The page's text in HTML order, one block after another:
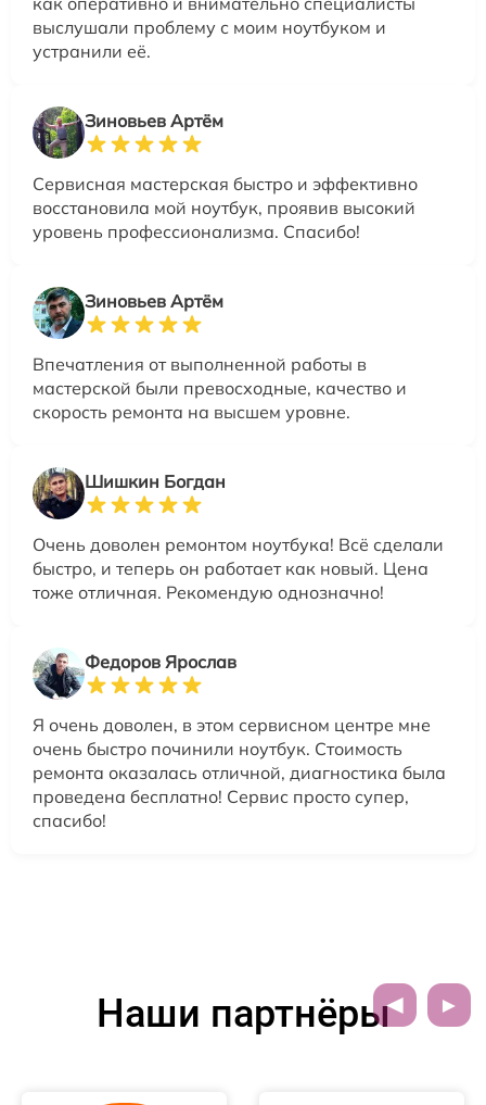
выслушали проблему с моим ноутбуком и
устранили её.
Зиновьев Артём
Сервисная мастерская быстро и эффективно
восстановила мой ноутбук, проявив высокий
уровень профессионализма. Спасибо!
Зиновьев Артём
Впечатления от выполненной работы в
мастерской были превосходные, качество и
скорость ремонта на высшем уровне.
Шишкин Богдан
Очень доволен ремонтом ноутбука! Всё сделали
быстро, и теперь он работает как новый. Цена
тоже отличная. Рекомендую однозначно!
Федоров Ярослав
Я очень доволен, в этом сервисном центре мне
очень быстро починили ноутбук. Стоимость
ремонта оказалась отличной, диагностика была
проведена бесплатно! Сервис просто супер,
спасибо!
Наши партнёры